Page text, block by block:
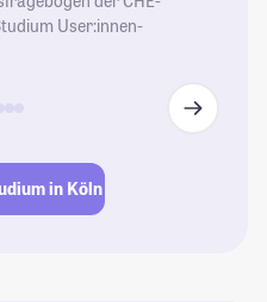
User:innen-
in Köln